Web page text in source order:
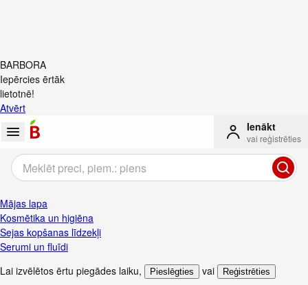
BARBORA
Iepērcies ērtāk
lietotnē!
Atvērt
Ienākt
vai reģistrēties
Mājas lapa
Kosmētika un higiēna
Sejas kopšanas līdzekļi
Serumi un fluīdi
Lai izvēlētos ērtu piegādes laiku, Pieslēgties vai Reģistrēties